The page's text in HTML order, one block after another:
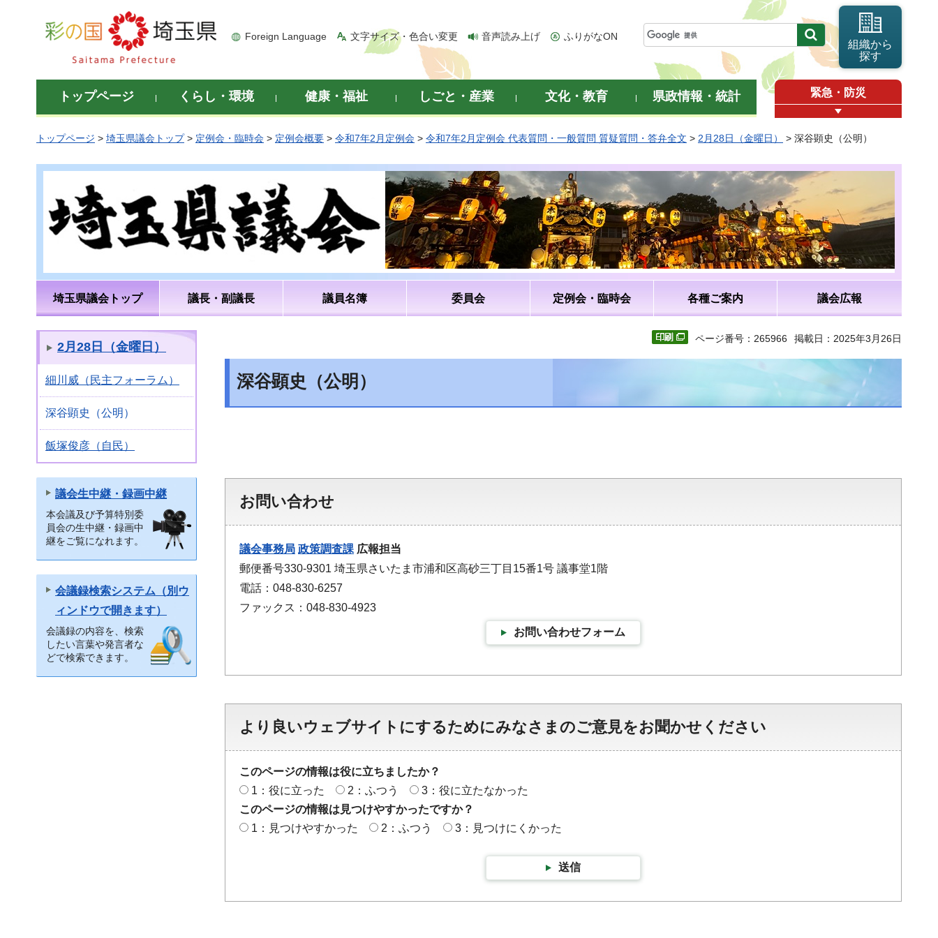
彩の国 埼玉県
Foreign Language 文字サイズ・色合い変更 音声読み上げ ふりがなON
組織から
探す
トップページ くらし・環境 健康・福祉 しごと・産業 文化・教育 県政情報・統計 緊急・防災
トップページ > 埼玉県議会トップ> 定例会・臨時会 > 定例会概要 > 令和7年2月定例会 > 令和7年2月定例会 代表質問・一般質問 質疑質問・答弁全文 > 2月28日（金曜日） > 深谷顕史（公明）
埼玉県議会トップ 議長・副議長 議員名簿 委員会 定例会・臨時会 各種ご案内 議会広報
2月28日（金曜日）
細川威（民主フォーラム）
深谷顕史（公明）
飯塚俊彦（自民）
議会生中継・録画中継
本会議及び予算特別委
員会の生中継・録画中
継をご覧になれます。
会議録検索システム（別ウ
ィンドウで開きます）
会議録の内容を、検索
したい言葉や発言者な
どで検索できます。
ページ番号：265966 掲載日：2025年3月26日
深谷顕史（公明）
お問い合わせ
議会事務局 政策調査課 広報担当
郵便番号330-9301 埼玉県さいたま市浦和区高砂三丁目15番1号 議事堂1階
電話：048-830-6257
ファックス：048-830-4923
お問い合わせフォーム
より良いウェブサイトにするためにみなさまのご意見をお聞かせください
このページの情報は役に立ちましたか？
1：役に立った
2：ふつう
3：役に立たなかった
このページの情報は見つけやすかったですか？
1：見つけやすかった
2：ふつう 3：見つけにくかった
送信